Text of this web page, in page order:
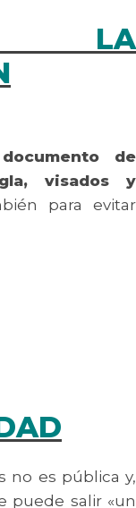
LA
documento de
visados y
para evitar
no es pública y,
puede salir «un